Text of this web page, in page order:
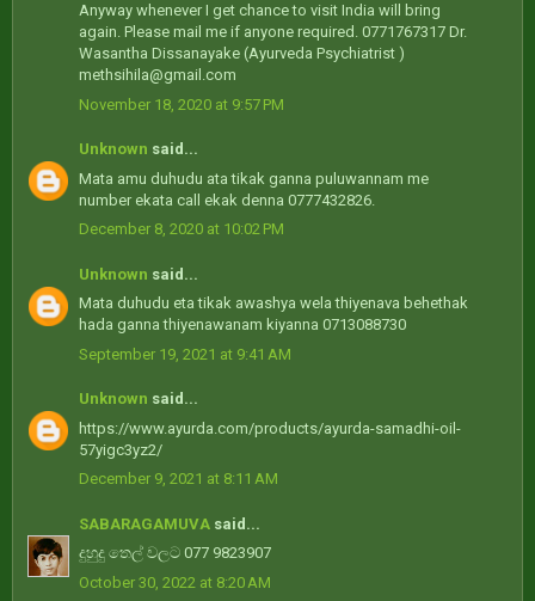
Anyway whenever I get chance to visit India will bring
again. Please mail me if anyone required. 0771767317 Dr.
Wasantha Dissanayake (Ayurveda Psychiatrist )
methsihila@gmail.com
November 18, 2020 at 9:57 PM
Unknown said...
Mata amu duhudu ata tikak ganna puluwannam me
number ekata call ekak denna 0777432826.
December 8, 2020 at 10:02 PM
Unknown said...
Mata duhudu eta tikak awashya wela thiyenava behethak
hada ganna thiyenawanam kiyanna 0713088730
September 19, 2021 at 9:41 AM
Unknown said...
https://www.ayurda.com/products/ayurda-samadhi-oil-
57yigc3yz2/
December 9, 2021 at 8:11 AM
SABARAGAMUVA said...
දුහුදු තෙල් වලට 077 9823907
October 30, 2022 at 8:20 AM